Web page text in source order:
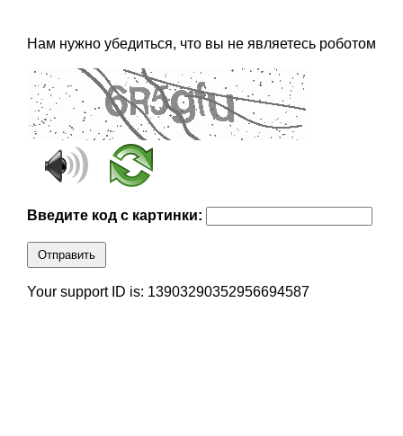
Нам нужно убедиться, что вы не являетесь роботом
Введите код с картинки:
Отправить
Your support ID is: 13903290352956694587